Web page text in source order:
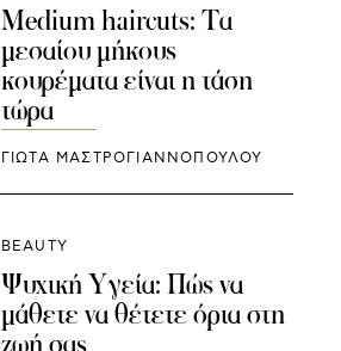
Medium haircuts: Τα
μεσαίου μήκους
κουρέματα είναι η τάση
τώρα
ΓΙΩΤΑ ΜΑΣΤΡΟΓΙΑΝΝΟΠΟΥΛΟΥ
BEAUTY
Ψυχική Υγεία: Πώς να
μάθετε να θέτετε όρια στη